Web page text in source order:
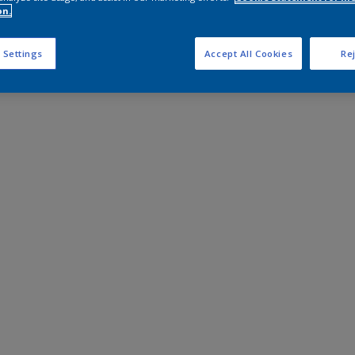
Settings Accept All Cookies